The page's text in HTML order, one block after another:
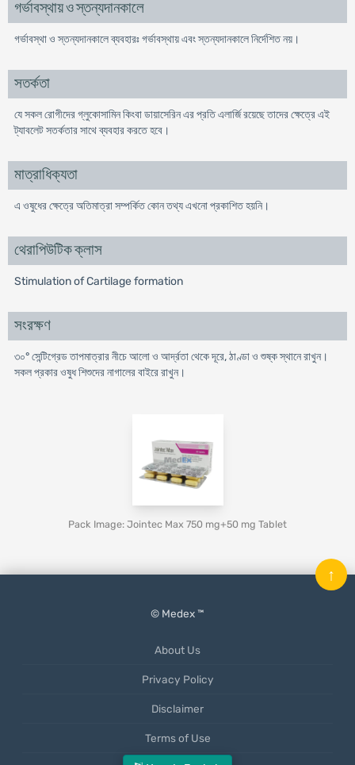
গর্ভাবস্থায় ও স্তন্যদানকালে
গর্ভাবস্থা ও স্তন্যদানকালে ব্যবহারঃ গর্ভাবস্থায় এবং স্তন্যদানকালে নির্দেশিত নয়।
সতর্কতা
যে সকল রোগীদের গ্লুকোসামিন কিংবা ডায়াসেরিন এর প্রতি এলার্জি রয়েছে তাদের ক্ষেত্রে এই
ট্যাবলেট সতর্কতার সাথে ব্যবহার করতে হবে।
মাত্রাধিক্যতা
এ ওষুধের ক্ষেত্রে অতিমাত্রা সম্পর্কিত কোন তথ্য এখনো প্রকাশিত হয়নি।
থেরাপিউটিক ক্লাস
Stimulation of Cartilage formation
সংরক্ষণ
৩০° সেন্টিগ্রেড তাপমাত্রার নীচে আলো ও আর্দ্রতা থেকে দূরে, ঠাণ্ডা ও শুষ্ক স্থানে রাখুন।
সকল প্রকার ওষুধ শিশুদের নাগালের বাইরে রাখুন।
Pack Image: Jointec Max 750 mg+50 mg Tablet
© Medex ™
About Us
Privacy Policy
Disclaimer
Terms of Use
↑